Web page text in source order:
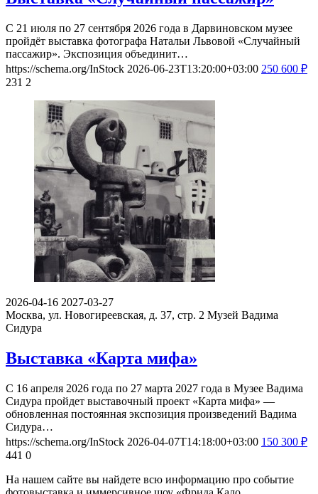
С 21 июля по 27 сентября 2026 года в Дарвиновском музее
пройдёт выставка фотографа Натальи Львовой «Случайный
пассажир». Экспозиция объединит…
https://schema.org/InStock 2026-06-23T13:20:00+03:00 250 600 ₽
231 2
2026-04-16 2027-03-27
Москва, ул. Новогиреевская, д. 37, стр. 2 Музей Вадима
Сидура
Выставка «Карта мифа»
С 16 апреля 2026 года по 27 марта 2027 года в Музее Вадима
Сидура пройдет выставочный проект «Карта мифа» —
обновленная постоянная экспозиция произведений Вадима
Сидура…
https://schema.org/InStock 2026-04-07T14:18:00+03:00 150 300 ₽
441 0
На нашем сайте вы найдете всю информацию про событие